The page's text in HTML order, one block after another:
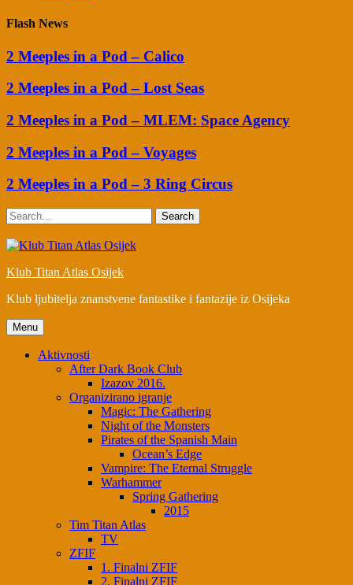
Flash News
2 Meeples in a Pod – Calico
2 Meeples in a Pod – Lost Seas
2 Meeples in a Pod – MLEM: Space Agency
2 Meeples in a Pod – Voyages
2 Meeples in a Pod – 3 Ring Circus
Search
Klub Titan Atlas Osijek
Klub ljubitelja znanstvene fantastike i fantazije iz Osijeka
Menu
Aktivnosti
After Dark Book Club
Izazov 2016.
Organizirano igranje
Magic: The Gathering
Night of the Monsters
Pirates of the Spanish Main
Ocean’s Edge
Vampire: The Eternal Struggle
Warhammer
Spring Gathering
2015
Tim Titan Atlas
TV
ZFIF
1. Finalni ZFIF
2. Finalni ZFIF